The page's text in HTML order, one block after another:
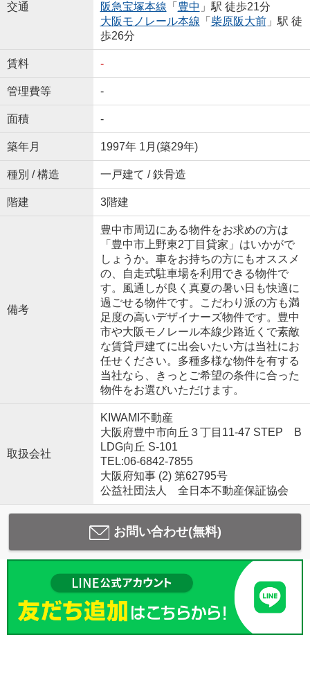
交通
阪急宝塚本線 「 豊中 」駅 徒歩21分
大阪モノレール本線 「 柴原阪大前」駅 徒
歩26分
賃料 -
管理費等 -
面積 -
築年月 1997年 1月(築29年)
種別 / 構造 一戸建て / 鉄骨造
階建 3階建
備考
豊中市周辺にある物件をお求めの方は
「豊中市上野東2丁目貸家」はいかがで
しょうか。車をお持ちの方にもオススメ
の、自走式駐車場を利用できる物件で
す。風通しが良く真夏の暑い日も快適に
過ごせる物件です。こだわり派の方も満
足度の高いデザイナーズ物件です。豊中
市や大阪モノレール本線少路近くで素敵
な賃貸戸建てに出会いたい方は当社にお
任せください。多種多様な物件を有する
当社なら、きっとご希望の条件に合った
物件をお選びいただけます。
取扱会社
KIWAMI不動産
大阪府豊中市向丘３丁目11-47 STEP B
LDG向丘 S-101
TEL:06-6842-7855
大阪府知事 (2) 第62795号
公益社団法人 全日本不動産保証協会
お問い合わせ(無料)